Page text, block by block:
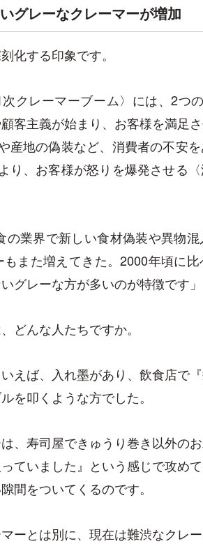
グレーなクレーマーが増加
する印象です。
次クレーマーブーム〉には、2つ
客主義が始まり、お客様を満足
産地の偽装など、消費者の不安
り、お客様が怒りを爆発させる
の業界で新しい食材偽装や異物
また増えてきた。2000年頃に
グレーな方が多いのが特徴です」
んな人たちですか。
えば、入れ墨があり、飲食店で
を叩くような方でした。
、寿司屋できゅうり巻き以外の
ていました』という感じで攻め
間をついてくるのです。
ーとは別に、現在は難渋なクレ